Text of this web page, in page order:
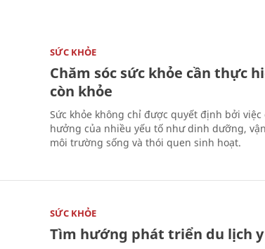
SỨC KHỎE
Chăm sóc sức khỏe cần thực
còn khỏe
Sức khỏe không chỉ được quyết định bởi
hưởng của nhiều yếu tố như dinh dưỡng,
môi trường sống và thói quen sinh hoạt.
SỨC KHỎE
Tìm hướng phát triển du lịch